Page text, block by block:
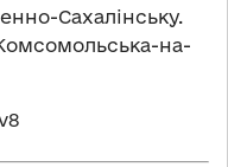
Сахалінську.
на-